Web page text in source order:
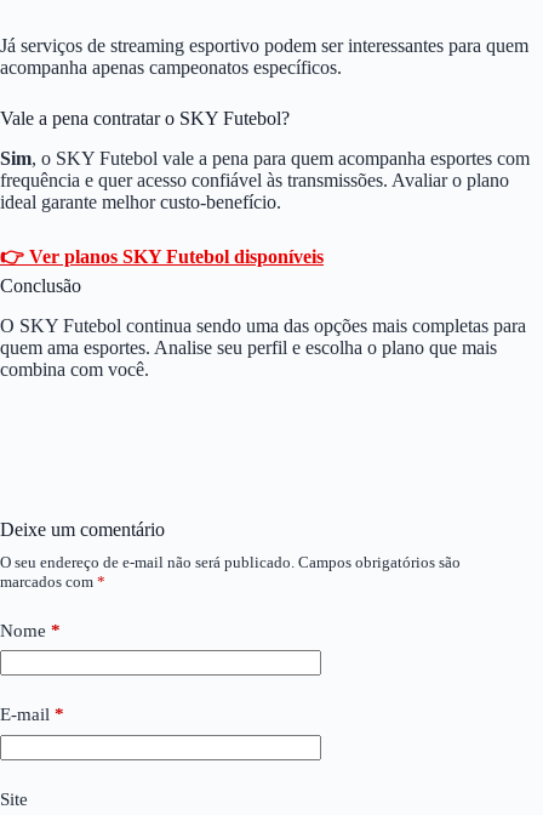
Já serviços de streaming esportivo podem ser interessantes para quem
acompanha apenas campeonatos específicos.
Vale a pena contratar o SKY Futebol?
Sim, o SKY Futebol vale a pena para quem acompanha esportes com
frequência e quer acesso confiável às transmissões. Avaliar o plano
ideal garante melhor custo-benefício.
👉 Ver planos SKY Futebol disponíveis
Conclusão
O SKY Futebol continua sendo uma das opções mais completas para
quem ama esportes. Analise seu perfil e escolha o plano que mais
combina com você.
Deixe um comentário
O seu endereço de e-mail não será publicado. Campos obrigatórios são
marcados com *
Nome *
E-mail *
Site